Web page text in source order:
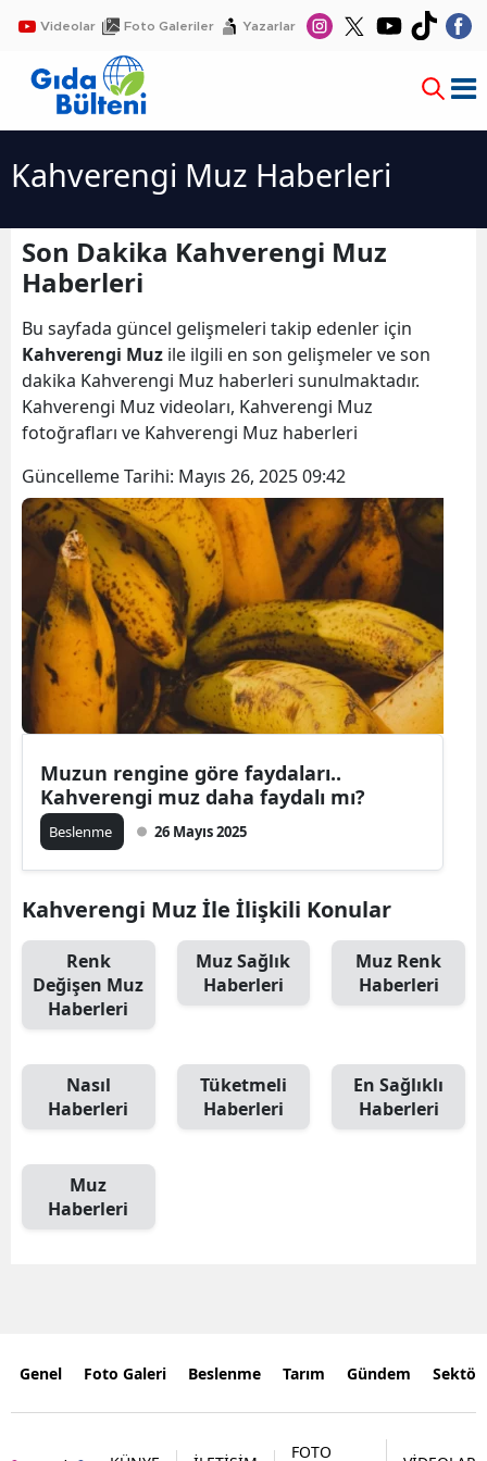
Videolar Foto Galeriler Yazarlar
Kahverengi Muz Haberleri
Son Dakika Kahverengi Muz
Haberleri
Bu sayfada güncel gelişmeleri takip edenler için
Kahverengi Muz ile ilgili en son gelişmeler ve son
dakika Kahverengi Muz haberleri sunulmaktadır.
Kahverengi Muz videoları, Kahverengi Muz
fotoğrafları ve Kahverengi Muz haberleri
Güncelleme Tarihi: Mayıs 26, 2025 09:42
Muzun rengine göre faydaları..
Kahverengi muz daha faydalı mı?
Beslenme 26 Mayıs 2025
Kahverengi Muz İle İlişkili Konular
Renk
Değişen Muz
Haberleri
Muz Sağlık
Haberleri
Muz Renk
Haberleri
Nasıl
Haberleri
Tüketmeli
Haberleri
En Sağlıklı
Haberleri
Muz
Haberleri
Genel Foto Galeri Beslenme Tarım Gündem
FOTO